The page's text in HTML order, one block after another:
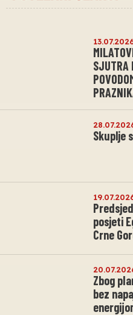
SJUTRA
Skuplje
posjeti
Crne
Zbog
bez